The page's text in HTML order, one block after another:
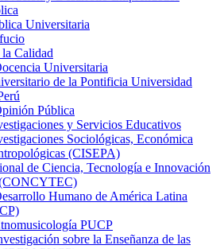
Universitaria
Calidad
Universitaria
de la Pontificia Universidad
Pública
y Servicios Educativos
Sociológicas, Económica
(CISEPA)
de Ciencia, Tecnología e Innovación
Humano de América Latina
PUCP
sobre la Enseñanza de las